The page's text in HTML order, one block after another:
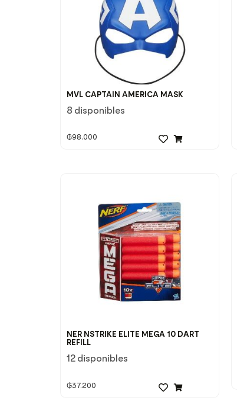
MVL CAPTAIN AMERICA MASK
8 disponibles
₲98.000
NER NSTRIKE ELITE MEGA 10 DART
REFILL
12 disponibles
₲37.200